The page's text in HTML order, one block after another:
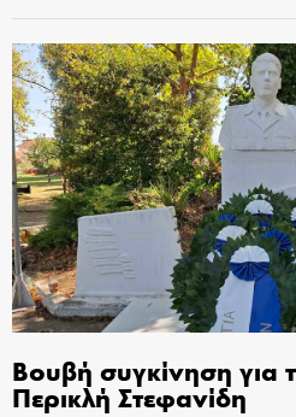
Βουβή συγκίνηση για
Περικλή Στεφανίδη